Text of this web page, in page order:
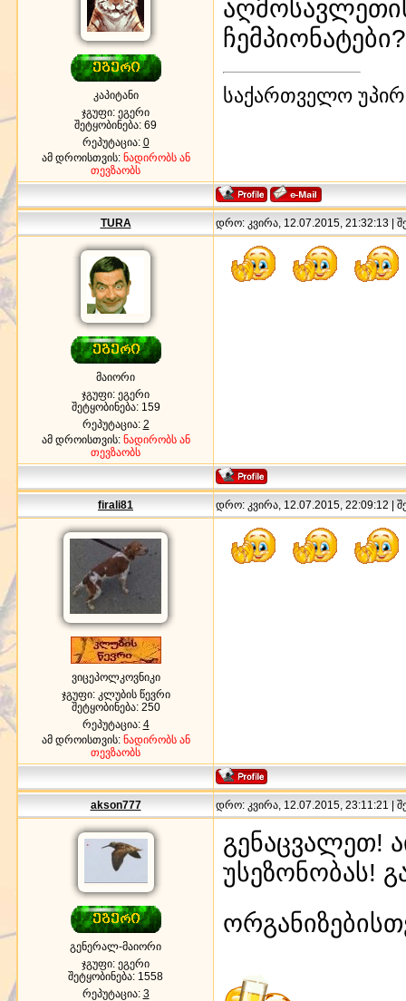
კაპიტანი
ჯგუფი: ეგერი
შეტყობინება: 69
რეპუტაცია: 0
ამ დროისთვის: ნადირობს ან
თევზაობს
ჩემპიონატები?
საქართველო
TURA დრო: კვირა, 12.07.2015, 21:32:13 |
მაიორი
ჯგუფი: ეგერი
შეტყობინება: 159
რეპუტაცია: 2
ამ დროისთვის: ნადირობს ან
თევზაობს
firali81 დრო: კვირა, 12.07.2015, 22:09:12 |
ვიცეპოლკოვნიკი
ჯგუფი: კლუბის წევრი
შეტყობინება: 250
რეპუტაცია: 4
ამ დროისთვის: ნადირობს ან
თევზაობს
akson777 დრო: კვირა, 12.07.2015, 23:11:21 |
გენერალ-მაიორი
ჯგუფი: ეგერი
შეტყობინება: 1558
რეპუტაცია: 3
გენაცვალეთ!
უსეზონობას!